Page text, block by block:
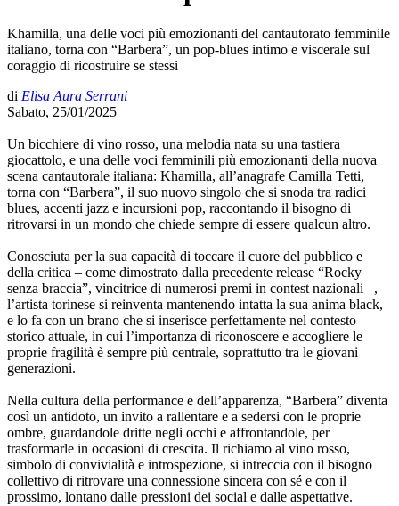
Khamilla, una delle voci più emozionanti del cantautorato femminile
italiano, torna con “Barbera”, un pop-blues intimo e viscerale sul
coraggio di ricostruire se stessi
di Elisa Aura Serrani
Sabato, 25/01/2025
Un bicchiere di vino rosso, una melodia nata su una tastiera
giocattolo, e una delle voci femminili più emozionanti della nuova
scena cantautorale italiana: Khamilla, all’anagrafe Camilla Tetti,
torna con “Barbera”, il suo nuovo singolo che si snoda tra radici
blues, accenti jazz e incursioni pop, raccontando il bisogno di
ritrovarsi in un mondo che chiede sempre di essere qualcun altro.
Conosciuta per la sua capacità di toccare il cuore del pubblico e
della critica – come dimostrato dalla precedente release “Rocky
senza braccia”, vincitrice di numerosi premi in contest nazionali –,
l’artista torinese si reinventa mantenendo intatta la sua anima black,
e lo fa con un brano che si inserisce perfettamente nel contesto
storico attuale, in cui l’importanza di riconoscere e accogliere le
proprie fragilità è sempre più centrale, soprattutto tra le giovani
generazioni.
Nella cultura della performance e dell’apparenza, “Barbera” diventa
così un antidoto, un invito a rallentare e a sedersi con le proprie
ombre, guardandole dritte negli occhi e affrontandole, per
trasformarle in occasioni di crescita. Il richiamo al vino rosso,
simbolo di convivialità e introspezione, si intreccia con il bisogno
collettivo di ritrovare una connessione sincera con sé e con il
prossimo, lontano dalle pressioni dei social e dalle aspettative.